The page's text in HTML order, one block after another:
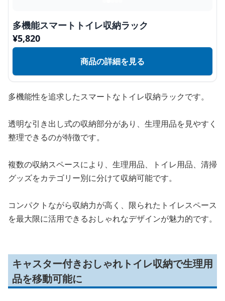
多機能スマートトイレ収納ラック
¥5,820
商品の詳細を見る
多機能性を追求したスマートなトイレ収納ラックです。
透明な引き出し式の収納部分があり、生理用品を見やすく
整理できるのが特徴です。
複数の収納スペースにより、生理用品、トイレ用品、清掃
グッズをカテゴリー別に分けて収納可能です。
コンパクトながら収納力が高く、限られたトイレスペース
を最大限に活用できるおしゃれなデザインが魅力的です。
キャスター付きおしゃれトイレ収納で生理用
品を移動可能に